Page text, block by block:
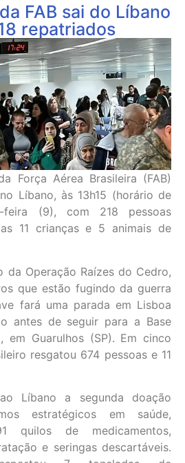
FAB sai do Líbano
repatriados
Força Aérea Brasileira (FAB)
Líbano, às 13h15 (horário de
feira (9), com 218 pessoas
11 crianças e 5 animais de
Operação Raízes do Cedro,
que estão fugindo da guerra
fará uma parada em Lisboa
antes de seguir para a Base
em Guarulhos (SP). Em cinco
resgatou 674 pessoas e 11
Líbano a segunda doação
estratégicos em saúde,
quilos de medicamentos,
e seringas descartáveis.